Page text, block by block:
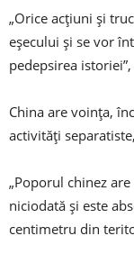
„Orice acțiuni și
eșecului și se vor
pedepsirea
China are voința,
activități
„Poporul chinez
niciodată și este
centimetru din